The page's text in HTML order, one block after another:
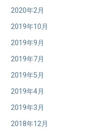
2020年2月
2019年10月
2019年9月
2019年7月
2019年5月
2019年4月
2019年3月
2018年12月